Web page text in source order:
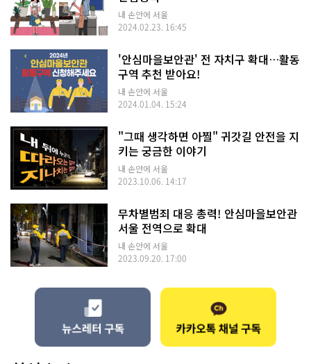
내 손안에 서울
2024.02.23. 16:45
'안심마을보안관' 전 자치구 확대…활동
구역 추천 받아요!
내 손안에 서울
2024.01.04. 15:24
"그때 생각하면 아찔" 귀갓길 안전을 지
키는 궁금한 이야기
내 손안에 서울
2023.10.06. 14:17
무차별범죄 대응 총력! 안심마을보안관
서울 전역으로 확대
내 손안에 서울
2023.09.20. 17:00